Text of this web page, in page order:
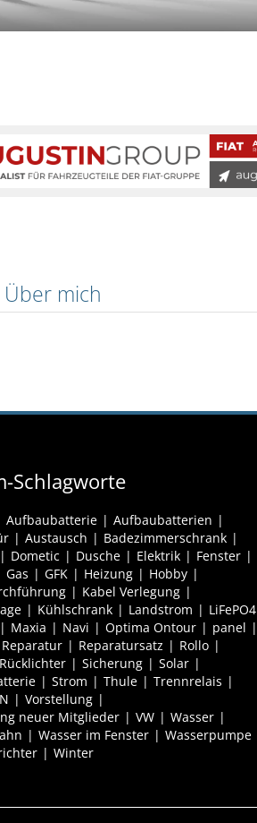
Über mich
Schlagworte
Aufbaubatterie
Aufbaubatterien
Austausch
Badezimmerschrank
Dometic Dusche Elektrik
Fenster
Gas GFK Heizung
Hobby
Kabel Verlegung
Kühlschrank Landstrom
LiFePO4
Maxia Navi Optima Ontour
panel
Reparatur Reparatursatz
Rollo
Rücklichter Sicherung
Solar
Strom Thule
Trennrelais
Vorstellung
neuer Mitglieder
VW
Wasser
Wasser im Fenster
Wasserpumpe
Winter